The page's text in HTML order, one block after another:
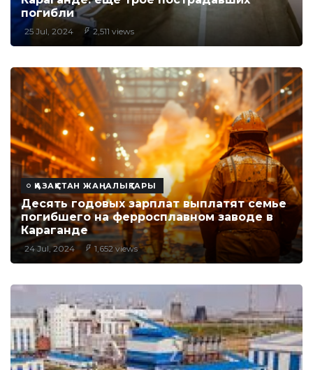
погибли
25 Jul, 2024 2,511 views
ҚАЗАҚСТАН ЖАҢАЛЫҚТАРЫ
Десять годовых зарплат выплатят семье
погибшего на ферросплавном заводе в
Караганде
24 Jul, 2024 1,652 views